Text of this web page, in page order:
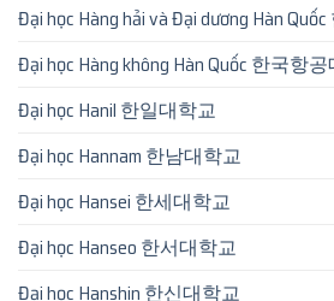
Đại học Hàng hải và Đại dương Hàn
Đại học Hàng không Hàn Quốc 한국항
Đại học Hanil 한일대학교
Đại học Hannam 한남대학교
Đại học Hansei 한세대학교
Đại học Hanseo 한서대학교
Đại học Hanshin 한신대학교